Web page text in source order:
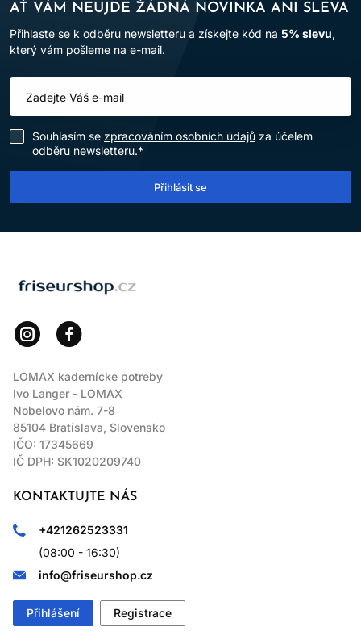
AŤ VÁM NEUJDE ŽÁDNÁ NOVINKA ANI SLEVA
Přihlaste se k odběru newsletteru a získejte kód na 5% slevu,
který vám pošleme na e-mail.
Souhlasím se zpracováním osobních údajů za účelem
odběru newsletteru.*
Přihlásit se
LOMAX kadernícke potreby
Ivo Langer - LOMAX
Nobelovo nám. 7-8
85104 Bratislava, Slovensko
IČO: 17345669
IČ DPH: SK1020209740
KONTAKTUJTE NÁS
+421262523331
(08:00 - 16:30)
info@friseurshop.cz
Přihlášení Registrace